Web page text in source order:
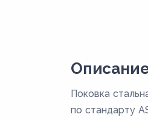
Поковка
по стандарту